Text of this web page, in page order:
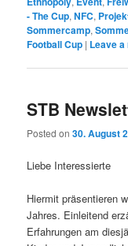
- The Cup,NFC,
Sommercamp,
Football Cup | Leave
STB
Posted on30. August
Liebe Interessierte
Hiermit präsentieren
Jahres. Einleitend
Erfahrungen am